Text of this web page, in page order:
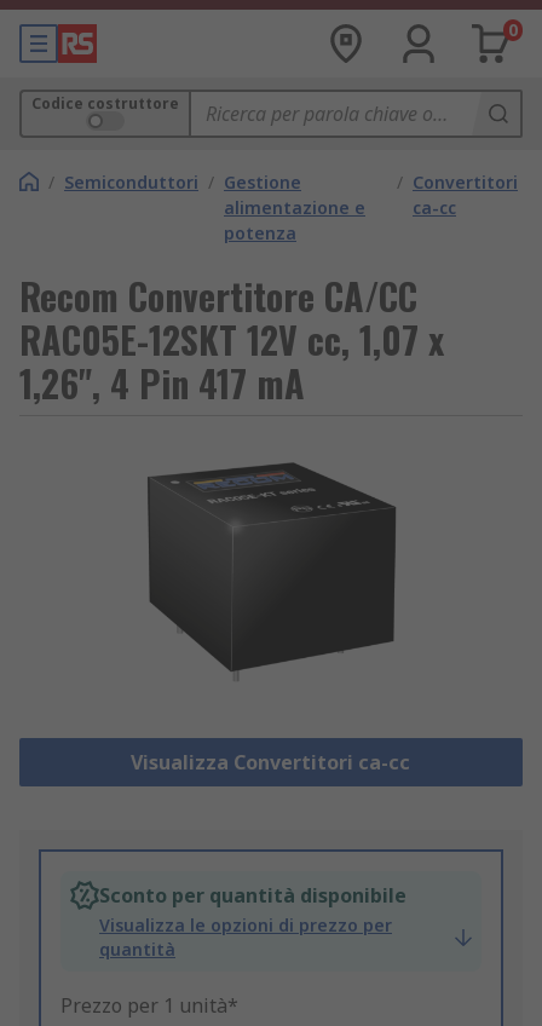
0
Codice costruttore
/ Semiconduttori / Gestione
alimentazione e
potenza
/ Convertitori
ca-cc
Recom Convertitore CA/CC
RAC05E-12SKT 12V cc, 1,07 x
1,26", 4 Pin 417 mA
Visualizza Convertitori ca-cc
Sconto per quantità disponibile
Visualizza le opzioni di prezzo per
quantità
Prezzo per 1 unità*